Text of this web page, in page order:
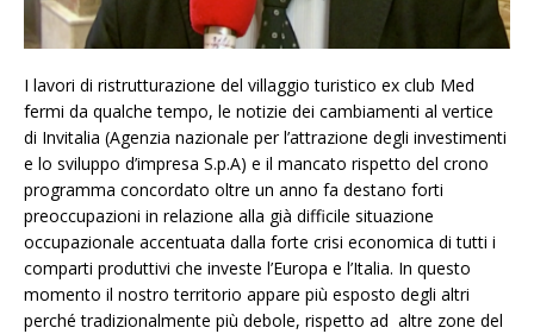
I lavori di ristrutturazione del villaggio turistico ex club Med
fermi da qualche tempo, le notizie dei cambiamenti al vertice
di Invitalia (Agenzia nazionale per l’attrazione degli investimenti
e lo sviluppo d’impresa S.p.A) e il mancato rispetto del crono
programma concordato oltre un anno fa destano forti
preoccupazioni in relazione alla già difficile situazione
occupazionale accentuata dalla forte crisi economica di tutti i
comparti produttivi che investe l’Europa e l’Italia. In questo
momento il nostro territorio appare più esposto degli altri
perché tradizionalmente più debole, rispetto ad altre zone del